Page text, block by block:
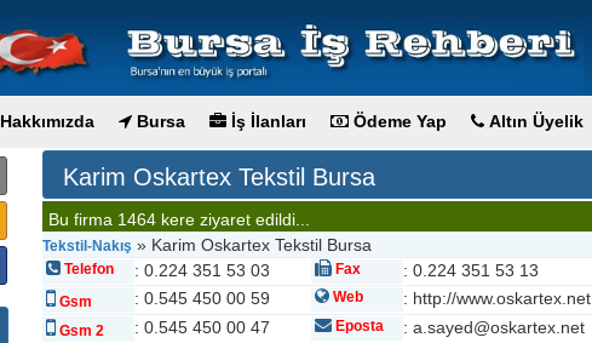
Hakkımızda Bursa İş İlanları Ödeme Yap Altın Üyelik
Karim Oskartex Tekstil Bursa
Bu firma 1464 kere ziyaret edildi...
Tekstil-Nakış » Karim Oskartex Tekstil Bursa
Telefon : 0.224 351 53 03 Fax : 0.224 351 53 13
Gsm : 0.545 450 00 59 Web : http://www.oskartex.net
Gsm 2 : 0.545 450 00 47 Eposta : a.sayed@oskartex.net